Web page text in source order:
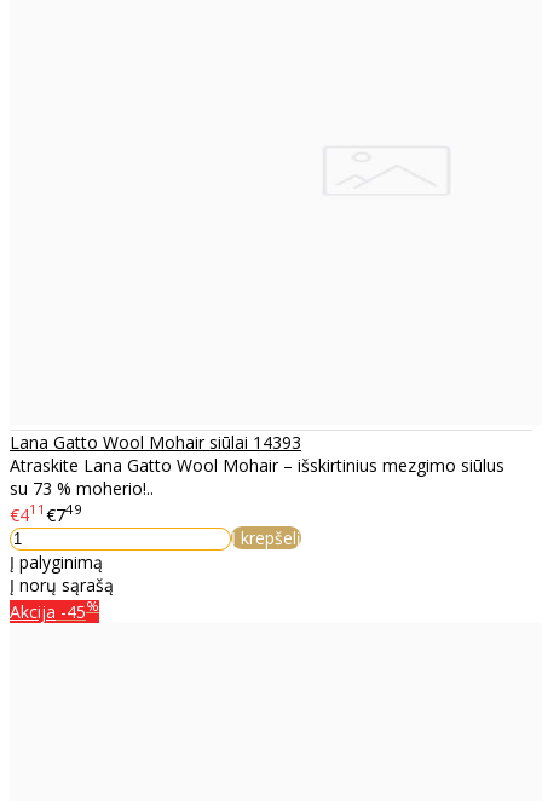
Lana Gatto Wool Mohair siūlai 14393
Atraskite Lana Gatto Wool Mohair – išskirtinius mezgimo siūlus
su 73 % moherio!..
€411 €749
Į krepšelį
Į palyginimą
Į norų sąrašą
Akcija -45%